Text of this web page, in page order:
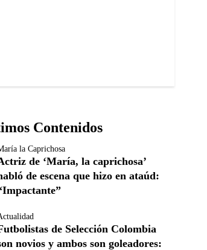
Contenidos
la Caprichosa
de ‘María, la caprichosa’
de escena que hizo en ataúd:
de Selección Colombia
novios y ambos son goleadores: